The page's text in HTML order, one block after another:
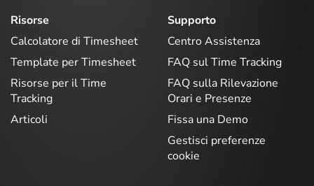
Risorse
Calcolatore di Timesheet
Template per Timesheet
Risorse per il Time
Tracking
Articoli
Supporto
Centro Assistenza
FAQ sul Time Tracking
FAQ sulla Rilevazione
Orari e Presenze
Fissa una Demo
Gestisci preferenze
cookie